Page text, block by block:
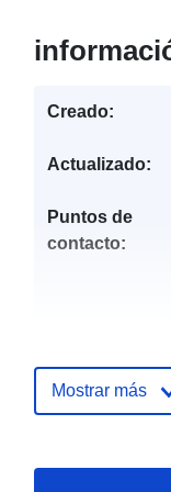
Creado:
Actualizado:
Puntos de
contacto:
catálogo:
Mostrar más